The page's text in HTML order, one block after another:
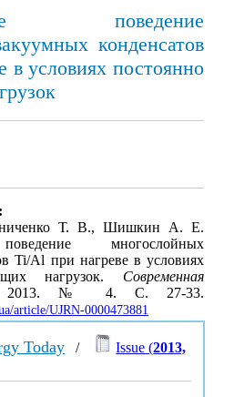
поведение
конденсатов
в условиях постоянно
Т. В., Шишкин А. Е.
многослойных
Ti/Al при нагреве в условиях
нагрузок. Современная
№ 4. С. 27-33.
article/UJRN-0000473881
Today / Issue (2013,